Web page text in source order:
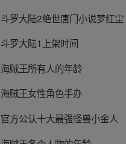
斗罗大陆2绝世唐门小说梦红尘
斗罗大陆1上架时间
海贼王所有人的年龄
海贼王女性角色手办
官方公认十大最强怪兽小金人